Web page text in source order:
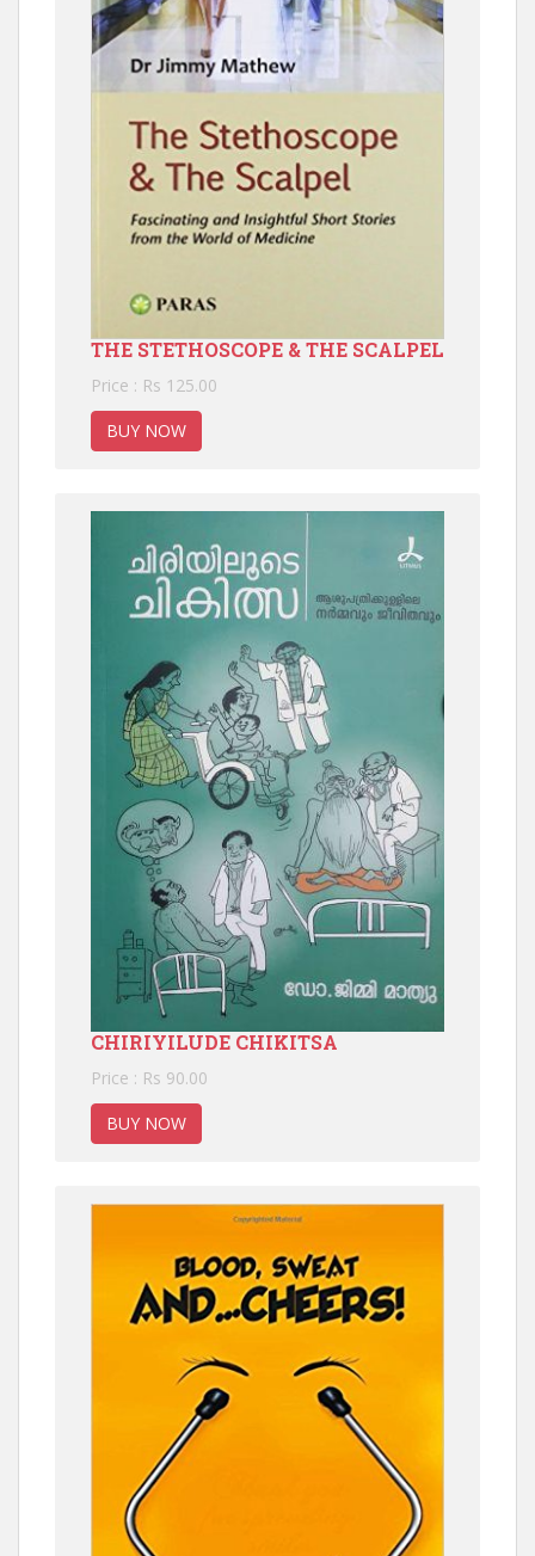
THE STETHOSCOPE & THE SCALPEL
Price : Rs 125.00
BUY NOW
CHIRIYILUDE CHIKITSA
Price : Rs 90.00
BUY NOW